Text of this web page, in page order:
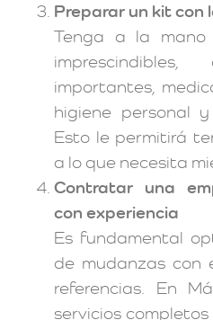
Preparar un kit con
Tenga a la
importantes,
higiene personal
Esto le permitirá
a lo que necesita
Contratar una
con experiencia
Es fundamental
de mudanzas con
referencias. En
servicios